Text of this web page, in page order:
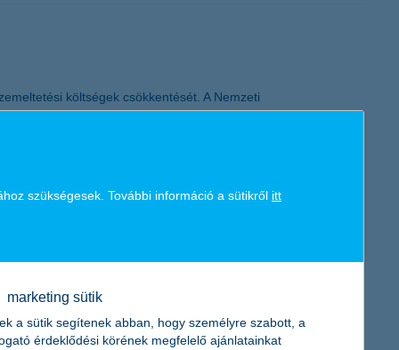
költségek csökkentését. A Nemzeti
számára elérhető egy kifejezetten ezt a célt szolgáló
miatt azonban egyre kevésbé tudnak támaszkodni a
váratlan viharok, árvizek és egyéb természeti katasztrófák.
szükségesek. További információ a sütikről itt
marketing sütik
a sütik segítenek abban, hogy személyre szabott, a
érdeklődési körének megfelelő ajánlatainkat